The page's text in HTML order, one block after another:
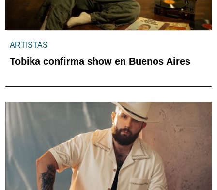
ARTISTAS
Tobika confirma show en Buenos Aires